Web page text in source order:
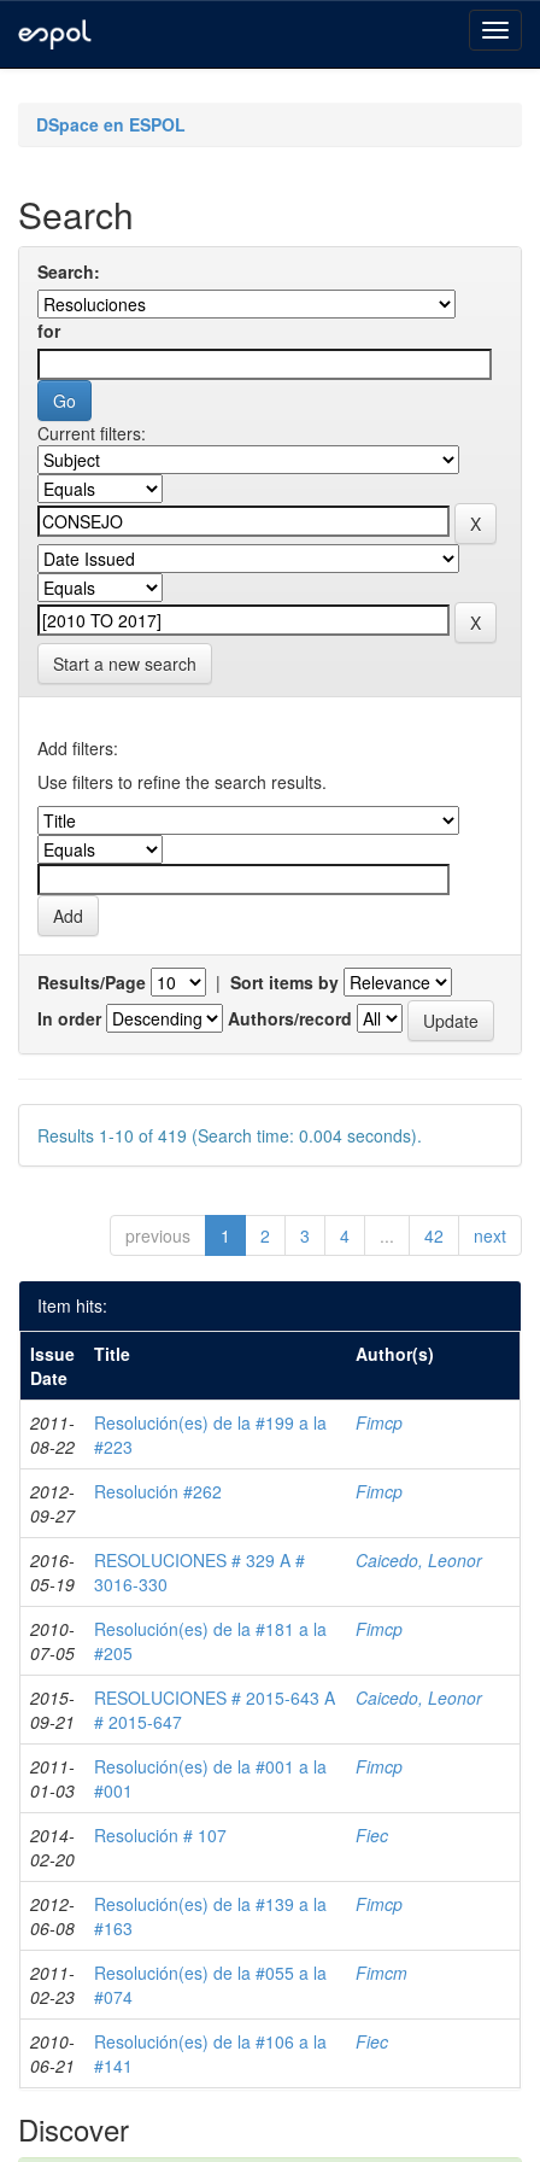
navigationDSpace en ESPOL
Search
Search:
for
Current filters:
Start a new search
Add filters:
Use filters to refine the search results.
Results/Page | Sort items by
In order
Authors/record
Results 1-10 of 419 (Search time: 0.004 seconds).
previous 1 2 3 4 ... 42 next
Item hits:
Issue
Date
Title Author(s)
2011-
08-22
Resolución(es) de la #199 a la
#223
Fimcp
2012-
09-27
Resolución #262 Fimcp
2016-
05-19
RESOLUCIONES # 329 A #
3016-330
Caicedo, Leonor
2010-
07-05
Resolución(es) de la #181 a la
#205
Fimcp
2015-
09-21
RESOLUCIONES # 2015-643 A
# 2015-647
Caicedo, Leonor
2011-
01-03
Resolución(es) de la #001 a la
#001
Fimcp
2014-
02-20
Resolución # 107 Fiec
2012-
06-08
Resolución(es) de la #139 a la
#163
Fimcp
2011-
02-23
Resolución(es) de la #055 a la
#074
Fimcm
2010-
06-21
Resolución(es) de la #106 a la
#141
Fiec
Discover